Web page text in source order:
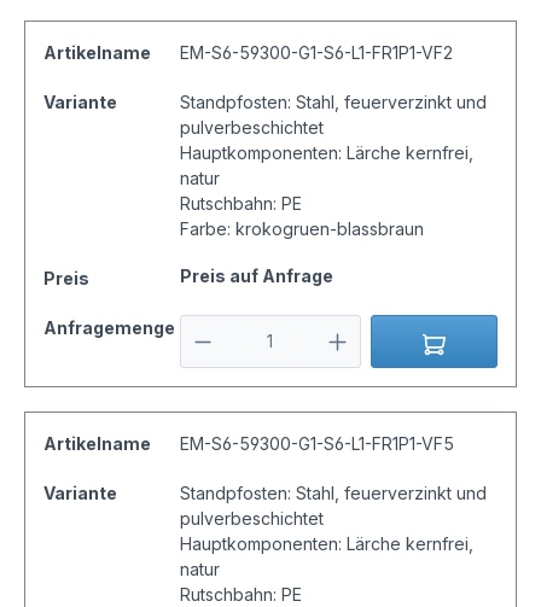
Artikelname EM-S6-59300-G1-S6-L1-FR1P1-VF2
Variante
Standpfosten: Stahl, feuerverzinkt und
pulverbeschichtet
Hauptkomponenten: Lärche kernfrei,
natur
Rutschbahn: PE
Farbe: krokogruen-blassbraun
Preis Preis auf Anfrage
Anfragemenge
Artikelname EM-S6-59300-G1-S6-L1-FR1P1-VF5
Variante
Standpfosten: Stahl, feuerverzinkt und
pulverbeschichtet
Hauptkomponenten: Lärche kernfrei,
natur
Rutschbahn: PE